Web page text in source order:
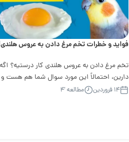
فواید و خطرات تخم مرغ دادن به عروس
تخم مرغ دادن به عروس هلندی کار درستیه؟
دارین، احتمالاً این مورد سوال شما هم هست و
عجیبه. درواقع...
۱۴ فروردین مطالعه '۴